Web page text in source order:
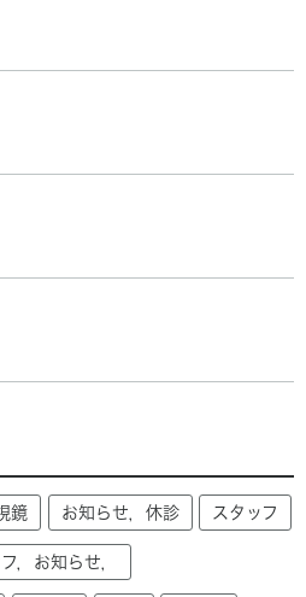
鏡 お知らせ，休診 スタッフ
，お知らせ，